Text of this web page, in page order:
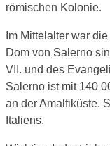
römischen Kolonie.
Im Mittelalter war
Dom von Salerno
VII. und des
Salerno ist mit 140
an der Amalfiküste.
Italiens.